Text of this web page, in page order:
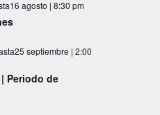
16 agosto | 8:30 pm
25 septiembre | 2:00
Periodo de